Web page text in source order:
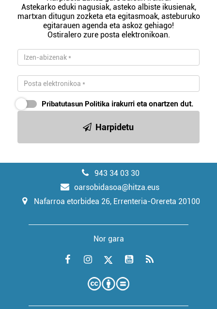
Astekarko eduki nagusiak, asteko albiste ikusienak,
martxan ditugun zozketa eta egitasmoak, asteburuko
egitarauen agenda eta askoz gehiago!
Ostiralero zure posta elektronikoan.
Pribatutasun Politika irakurri eta onartzen dut.
Harpidetu
943 34 03 30
oarsobidasoa@hitza.eus
Nafarroa etorbidea 26, Errenteria-Orereta 20100
Nor gara